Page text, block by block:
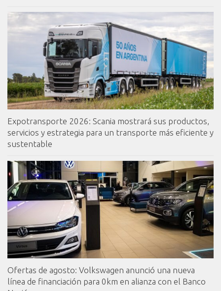
Expotransporte 2026: Scania mostrará sus productos,
servicios y estrategia para un transporte más eficiente y
sustentable
Ofertas de agosto: Volkswagen anunció una nueva
línea de financiación para 0km en alianza con el Banco